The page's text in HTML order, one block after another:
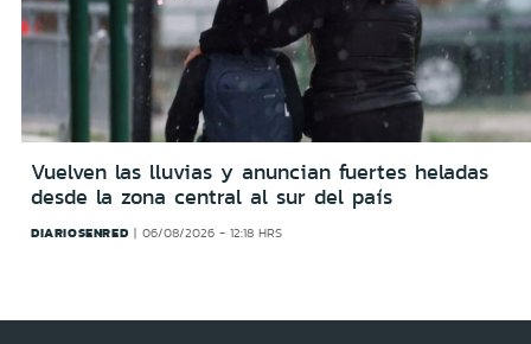
Vuelven las lluvias y anuncian fuertes heladas
desde la zona central al sur del país
DIARIOSENRED 06/08/2026 - 12:18 HRS